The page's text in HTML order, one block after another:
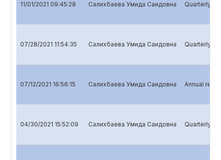
11/01/2021 09:45:28 Салихбаева Умида Саидовна Quarterly
07/28/2021 11:54:35 Салихбаева Умида Саидовна Quarterly
07/12/2021 16:56:15 Салихбаева Умида Саидовна Annual
04/30/2021 15:52:09 Салихбаева Умида Саидовна Quarterly